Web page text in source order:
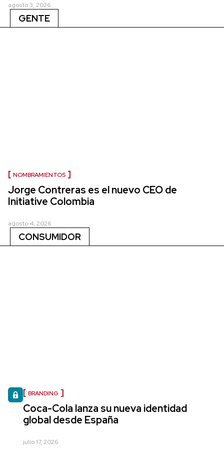
agosto 3, 2026
GENTE
NOMBRAMIENTOS
Jorge Contreras es el nuevo CEO de
Initiative Colombia
agosto 4, 2026
CONSUMIDOR
BRANDING
Coca-Cola lanza su nueva identidad
global desde España
julio 17, 2026